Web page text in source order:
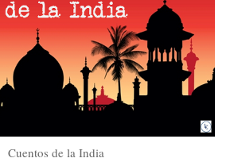
Cuentos de la India